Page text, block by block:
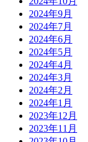
2024年9月
2024年7月
2024年6月
2024年5月
2024年4月
2024年3月
2024年2月
2024年1月
2023年12月
2023年11月